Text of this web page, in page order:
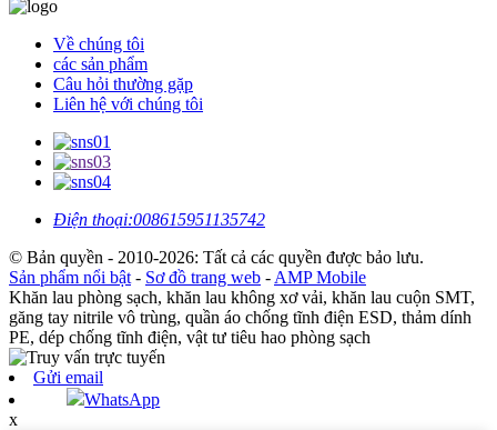
Về chúng tôi
các sản phẩm
Câu hỏi thường gặp
Liên hệ với chúng tôi
Điện thoại:008615951135742
© Bản quyền - 2010-2026: Tất cả các quyền được bảo lưu.
Sản phẩm nổi bật - Sơ đồ trang web - AMP Mobile
Khăn lau phòng sạch, khăn lau không xơ vải, khăn lau cuộn SMT,
găng tay nitrile vô trùng, quần áo chống tĩnh điện ESD, thảm dính
PE, dép chống tĩnh điện, vật tư tiêu hao phòng sạch
Gửi email
WhatsApp
x